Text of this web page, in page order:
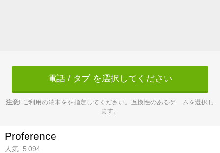
電話 / タブ を選択してください
注意! ご利用の端末をを指定してください。互換性のあるゲームを選択し
ます。
Proference
人気: 5 094